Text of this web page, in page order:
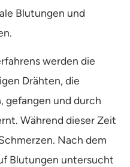
Blutungen und
werden die
Drähten, die
gefangen und durch
Während dieser Zeit
Nach dem
Blutungen untersucht